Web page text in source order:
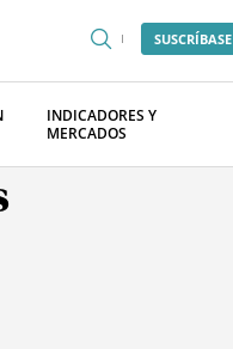
SUSCRÍBASE
INDICADORES Y
MERCADOS